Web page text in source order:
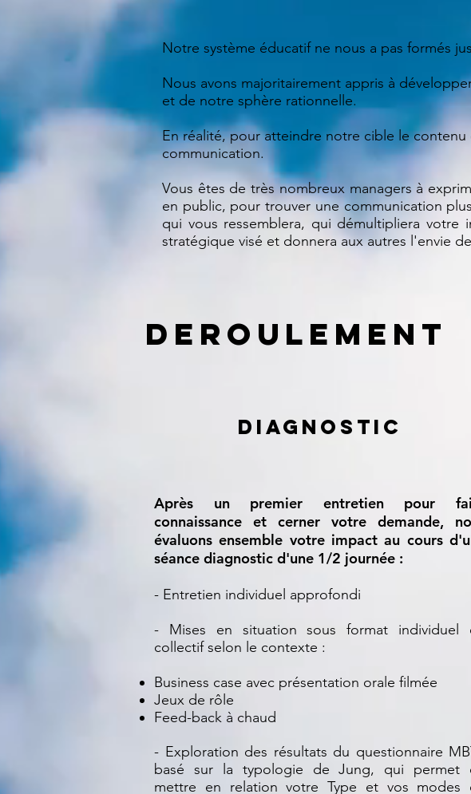
Notre système éducatif ne nous a pas formés
Nous avons majoritairement appris à
et de notre sphère rationnelle.
En réalité, pour atteindre notre cible le
communication.
Vous êtes de très nombreux managers à
en public, pour trouver une communication
qui vous ressemblera, qui démultipliera
stratégique visé et donnera aux autres l'envie
Deroulement
diagnostic
Après un premier entretien pour
connaissance et cerner votre demande,
évaluons ensemble votre impact au cours
séance diagnostic d'une 1/2 journée :
- Entretien individuel approfondi
- Mises en situation sous format individuel
collectif selon le contexte :
Business case avec présentation orale filmée
Jeux de rôle
Feed-back à chaud
- Exploration des résultats du questionnaire
basé sur la typologie de Jung, qui permet
mettre en relation votre Type et vos modes